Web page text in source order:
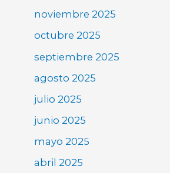
noviembre 2025
octubre 2025
septiembre 2025
agosto 2025
julio 2025
junio 2025
mayo 2025
abril 2025